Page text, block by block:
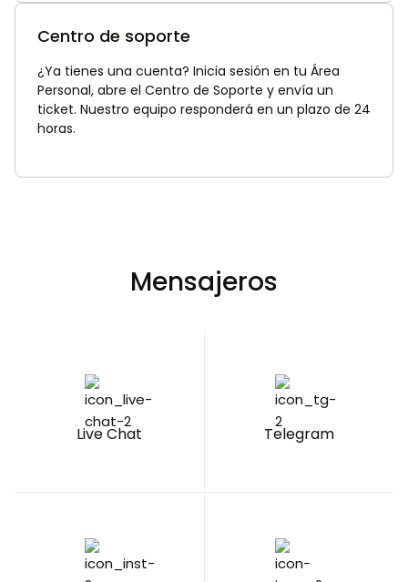
Centro de soporte
¿Ya tienes una cuenta? Inicia sesión en tu Área
Personal, abre el Centro de Soporte y envía un
ticket. Nuestro equipo responderá en un plazo de 24
horas.
Mensajeros
Live Chat Telegram